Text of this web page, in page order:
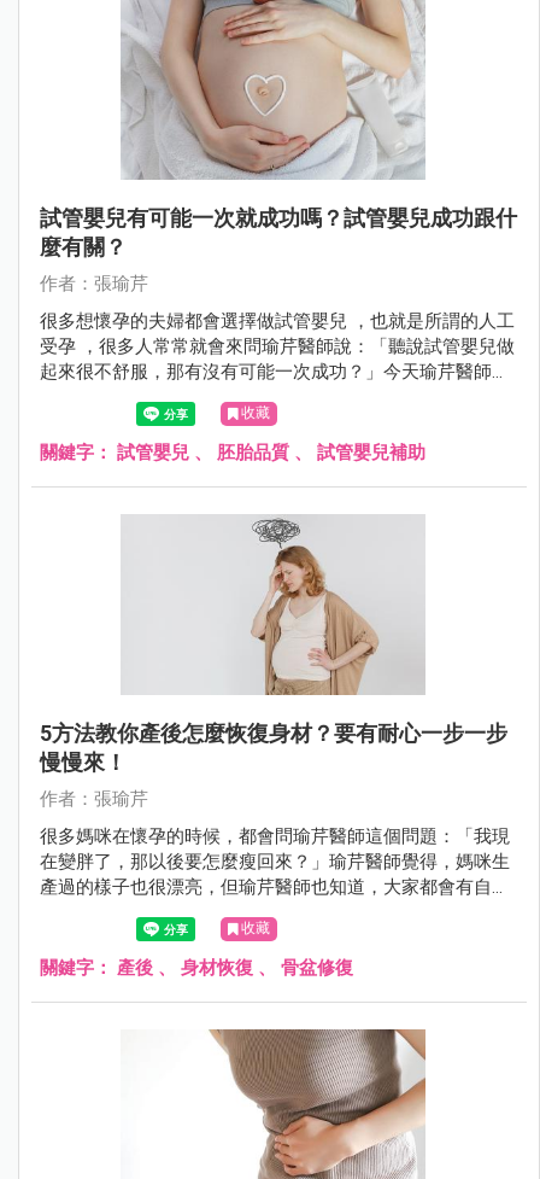
試管嬰兒有可能一次就成功嗎？試管嬰兒成功跟什
麼有關？
作者：張瑜芹
很多想懷孕的夫婦都會選擇做試管嬰兒 ，也就是所謂的人工
受孕 ，很多人常常就會來問瑜芹醫師說：「聽說試管嬰兒做
起來很不舒服，那有沒有可能一次成功？」今天瑜芹醫師就
來談談，試管嬰兒成功率跟什麼有關係？
收藏
關鍵字： 試管嬰兒 、 胚胎品質 、 試管嬰兒補助
5方法教你產後怎麼恢復身材？要有耐心一步一步
慢慢來！
作者：張瑜芹
很多媽咪在懷孕的時候，都會問瑜芹醫師這個問題：「我現
在變胖了，那以後要怎麼瘦回來？」瑜芹醫師覺得，媽咪生
產過的樣子也很漂亮，但瑜芹醫師也知道，大家都會有自己
喜歡的樣子，今天瑜芹醫師就來談談：產後如何恢復身材 ？
收藏
關鍵字： 產後 、 身材恢復 、 骨盆修復